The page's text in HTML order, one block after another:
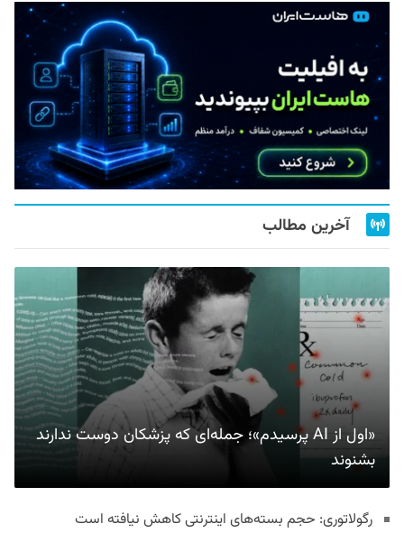
آخرین مطالب
«اول از AI پرسیدم»؛ جمله‌ای که پزشکان دوست ندارند
بشنوند
رگولاتوری: حجم بسته‌های اینترنتی کاهش نیافته است